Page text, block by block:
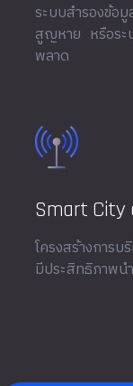
ระบบสำรองข้อ
สูญหาย หรือระ
พลาด
Smart City
โครงสร้างการ
มีประสิทธิภาพน